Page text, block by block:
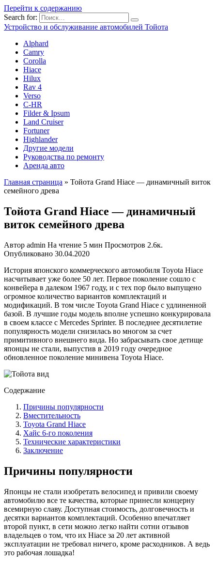
Перейти к содержанию
Search for:
Устройство и обслуживание автомобилей Тойота
Alphard
Camry
Corolla
Hiace
Hilux
Rav 4
Verso
C-HR
Filder & Ipsum
Land Cruiser
Fortuner
Highlander
Другие модели
Руководства по ремонту
Аренда авто
Главная страница » Тойота Grand Hiace — динамичный виток
семейного древа
Тойота Grand Hiace — динамичный
виток семейного древа
Автор admin На чтение 5 мин Просмотров 2.6к.
Опубликовано 30.04.2020
История японского коммерческого автомобиля Toyota Hiace
насчитывает уже более 50 лет. Первое поколение сошло с
конвейера в далеком 1967 году, и с тех пор было выпущено
огромное количество вариантов комплектаций и
модификаций. В том числе Toyota Grand Hiace с удлиненной
базой. В лучшие годы модель вполне успешно конкурировала
в своем классе с Mercedes Sprinter. В последнее десятилетие
популярность модели снизилась во многом за счет
примитивного внешнего вида. Но забрасывать свое детище
японцы не стали, выпустив в 2019 году очередное
обновленное поколение минивена Toyota Hiace.
Содержание
Причины популярности
Вместительность
Toyota Grand Hiace
Хайс 6-го поколения
Технические характеристики
Заключение
Причины популярности
Японцы не стали изобретать велосипед и привили своему
автомобилю все те качества, которые принесли концерну
всемирную славу. Доступная стоимость, долговечность и
десятки вариантов комплектаций. Особенно впечатляет
второй пункт, в сети можно легко найти сотни отзывов
владельцев о том, что их Hiace за 20 лет активной
эксплуатации не требовал ничего, кроме расходников. А ведь
это рабочая лошадка!